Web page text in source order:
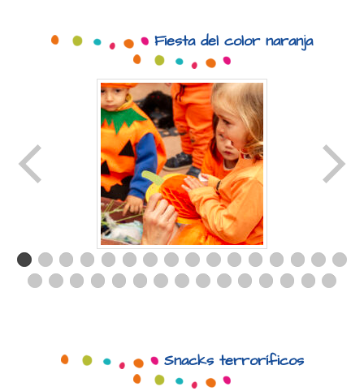
Fiesta del color naranja
Snacks terroríficos